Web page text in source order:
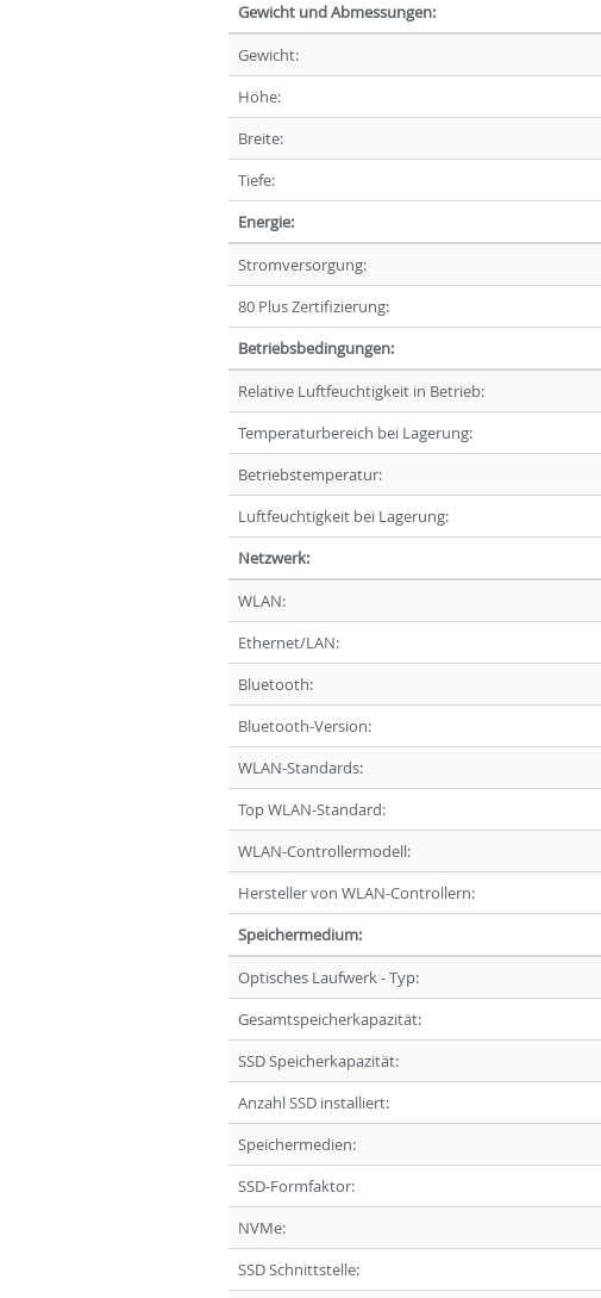
Gewicht und Abmessungen:
Gewicht:
Höhe:
Breite:
Tiefe:
Energie:
Stromversorgung:
80 Plus Zertifizierung:
Betriebsbedingungen:
Relative Luftfeuchtigkeit in Betrieb:
Temperaturbereich bei Lagerung:
Betriebstemperatur:
Luftfeuchtigkeit bei Lagerung:
Netzwerk:
WLAN:
Ethernet/LAN:
Bluetooth:
Bluetooth-Version:
WLAN-Standards:
Top WLAN-Standard:
WLAN-Controllermodell:
Hersteller von WLAN-Controllern:
Speichermedium:
Optisches Laufwerk - Typ:
Gesamtspeicherkapazität:
SSD Speicherkapazität:
Anzahl SSD installiert:
Speichermedien:
SSD-Formfaktor:
NVMe:
SSD Schnittstelle: